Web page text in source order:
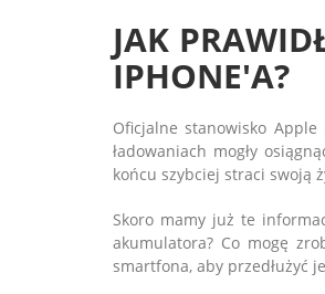
JAK
IPHONE'A?
Oficjalne stanowisko
ładowaniach mogły
końcu szybciej straci swoją
Skoro mamy już te
akumulatora? Co mogę
smartfona, aby przedłużyć